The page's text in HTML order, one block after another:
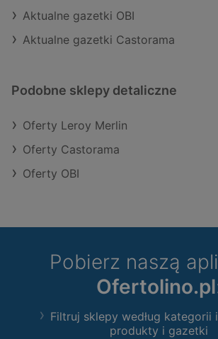
Aktualne gazetki OBI
Aktualne gazetki Castorama
Podobne sklepy detaliczne
Oferty Leroy Merlin
Oferty Castorama
Oferty OBI
Pobierz naszą
Ofertolino.pl
Filtruj sklepy według kategorii
produkty i gazetki